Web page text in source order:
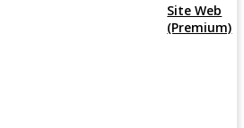
Site Web
(Premium)